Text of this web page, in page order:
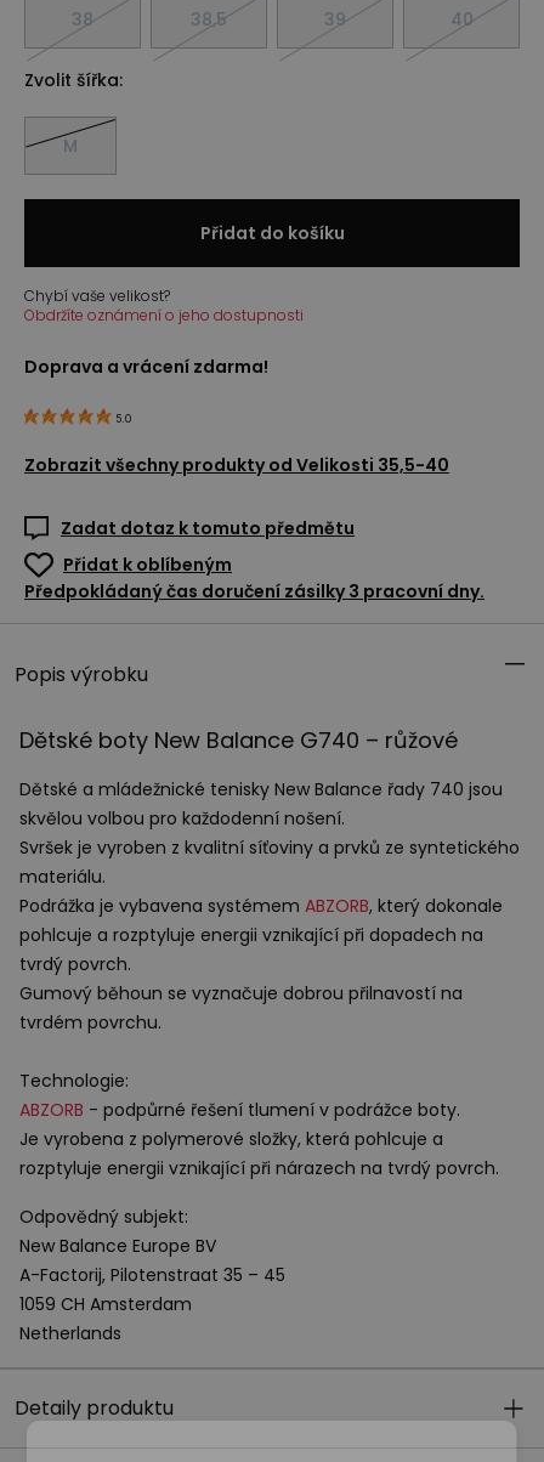
38 38,5 39 40
Zvolit šířka:
M
Přidat do košíku
Chybí vaše velikost?
Obdržíte oznámení o jeho dostupnosti
Doprava a vrácení zdarma!
5.0
Zobrazit všechny produkty od Velikosti 35,5-40
Zadat dotaz k tomuto předmětu
Přidat k oblíbeným
Předpokládaný čas doručení zásilky 3 pracovní dny.
Popis výrobku
Dětské boty New Balance G740 – růžové
Dětské a mládežnické tenisky New Balance řady 740 jsou
skvělou volbou pro každodenní nošení.
Svršek je vyroben z kvalitní síťoviny a prvků ze syntetického
materiálu.
Podrážka je vybavena systémem ABZORB, který dokonale
pohlcuje a rozptyluje energii vznikající při dopadech na
tvrdý povrch.
Gumový běhoun se vyznačuje dobrou přilnavostí na
tvrdém povrchu.
Technologie:
ABZORB - podpůrné řešení tlumení v podrážce boty.
Je vyrobena z polymerové složky, která pohlcuje a
rozptyluje energii vznikající při nárazech na tvrdý povrch.
Odpovědný subjekt:
New Balance Europe BV
A-Factorij, Pilotenstraat 35 – 45
1059 CH Amsterdam
Netherlands
Detaily produktu